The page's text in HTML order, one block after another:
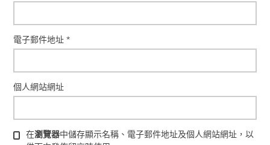
電子郵件地址*
個人網站網址
在瀏覽器中儲存顯示名稱、電子郵件地址及個人網站網址，以